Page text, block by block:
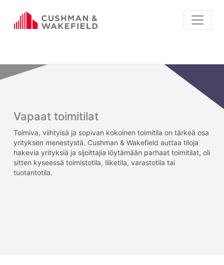
Vapaat toimitilat
Toimiva, viihtyisä ja sopivan kokoinen toimitila on tärkeä osa
yrityksen menestystä. Cushman & Wakefield auttaa tiloja
hakevia yrityksiä ja sijoittajia löytämään parhaat toimitilat, oli
sitten kyseessä toimistotila, liiketila, varastotila tai
tuotantotila.